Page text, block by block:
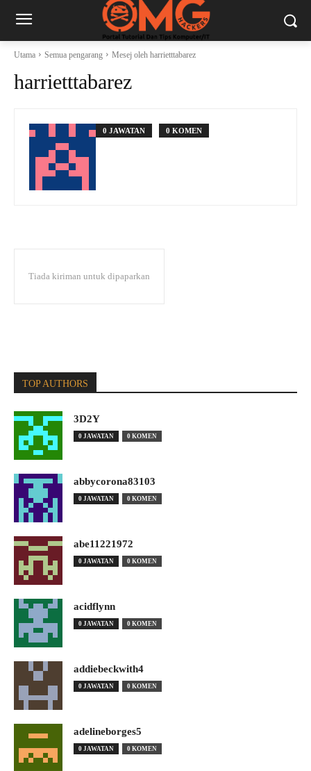
Utama Semua pengarang Mesej oleh harrietttabarez
harrietttabarez
0 JAWATAN 0 KOMEN
Tiada kiriman untuk dipaparkan
TOP AUTHORS
3D2Y
0 JAWATAN 0 KOMEN
abbycorona83103
0 JAWATAN 0 KOMEN
abe11221972
0 JAWATAN 0 KOMEN
acidflynn
0 JAWATAN 0 KOMEN
addiebeckwith4
0 JAWATAN 0 KOMEN
adelineborges5
0 JAWATAN 0 KOMEN